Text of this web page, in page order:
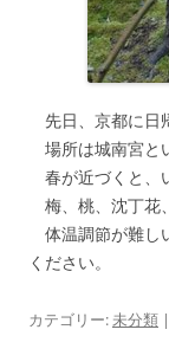
先日、京都に日
場所は城南宮と
春が近づくと、
梅、桃、沈丁花
体温調節が難し
ください。
カテゴリー:未分類